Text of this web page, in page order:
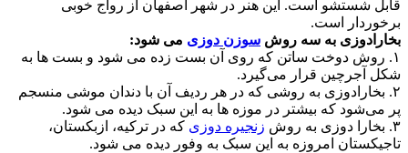
قابل شستشو است. این هنر در شهر اصفهان از رواج خوبی
برخوردار است.
بخارادوزی به سه روش سوزن دوزی می شود:
۱. روش دوخت ساتن که روی آن بست زده می شود و بست ها به
شکل آجرچین قرار می‌گیرد.
۲. بخارادوزی به روشی که در هر ردیف آن با دندان موشی منسجم
پر می‌شود که بیشتر در موزه ها به این سبک دیده می شود.
۳. بخارا دوزی به روش
زنجیره دوزی که در ترکیه، ازبکستان،
تاجیکستان امروزه به این سبک به وفور دیده می شود.